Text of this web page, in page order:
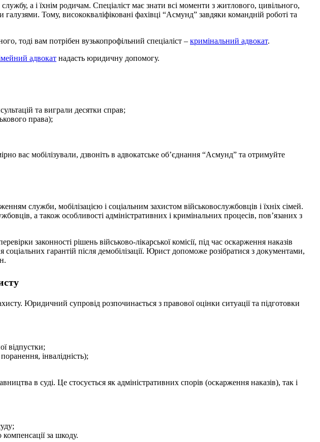
а і їхнім родичам. Спеціаліст має знати всі моменти з житлового, цивільного,
Тому, висококваліфіковані фахівці “Асмунд” завдяки командній роботі та
тоді вам потрібен вузькопрофільний спеціаліст – кримінальний адвокат.
адвокат надасть юридичну допомогу.
та виграли десятки справ;
права);
вас мобілізували, дзвоніть в адвокатське об’єднання “Асмунд” та отримуйте
служби, мобілізацією і соціальним захистом військовослужбовців і їхніх сімей.
а також особливості адміністративних і кримінальних процесів, пов’язаних з
законності рішень військово-лікарської комісії, під час оскарження наказів
гарантій після демобілізації. Юрист допоможе розібратися з документами,
Юридичний супровід розпочинається з правової оцінки ситуації та підготовки
відпустки;
інвалідність);
в суді. Це стосується як адміністративних спорів (оскарження наказів), так і
за шкоду.